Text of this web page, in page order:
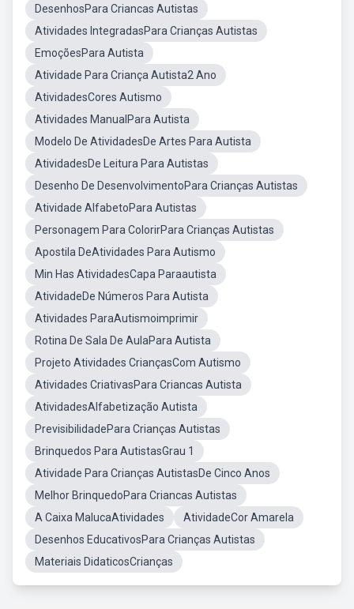
DesenhosPara Criancas Autistas
Atividades IntegradasPara Crianças Autistas
EmoçõesPara Autista
Atividade Para Criança Autista2 Ano
AtividadesCores Autismo
Atividades ManualPara Autista
Modelo De AtividadesDe Artes Para Autista
AtividadesDe Leitura Para Autistas
Desenho De DesenvolvimentoPara Crianças Autistas
Atividade AlfabetoPara Autistas
Personagem Para ColorirPara Crianças Autistas
Apostila DeAtividades Para Autismo
Min Has AtividadesCapa Paraautista
AtividadeDe Números Para Autista
Atividades ParaAutismoimprimir
Rotina De Sala De AulaPara Autista
Projeto Atividades CriançasCom Autismo
Atividades CriativasPara Criancas Autista
AtividadesAlfabetização Autista
PrevisibilidadePara Crianças Autistas
Brinquedos Para AutistasGrau 1
Atividade Para Crianças AutistasDe Cinco Anos
Melhor BrinquedoPara Criancas Autistas
A Caixa MalucaAtividades
AtividadeCor Amarela
Desenhos EducativosPara Crianças Autistas
Materiais DidaticosCrianças